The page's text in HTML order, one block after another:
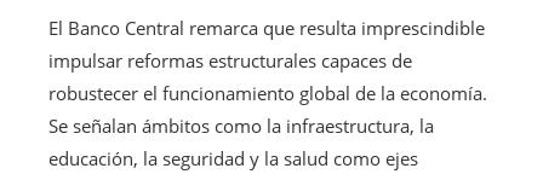
El Banco Central remarca que resulta imprescindible
impulsar reformas estructurales capaces de
robustecer el funcionamiento global de la economía.
Se señalan ámbitos como la infraestructura, la
educación, la seguridad y la salud como ejes